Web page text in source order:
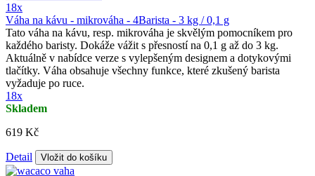
18x
Váha na kávu - mikrováha - 4Barista - 3 kg / 0,1 g
Tato váha na kávu, resp. mikrováha je skvělým pomocníkem pro
každého baristy. Dokáže vážit s přesností na 0,1 g až do 3 kg.
Aktuálně v nabídce verze s vylepšeným designem a dotykovými
tlačítky. Váha obsahuje všechny funkce, které zkušený barista
vyžaduje po ruce.
18x
Skladem
619 Kč
Detail Vložit do košíku